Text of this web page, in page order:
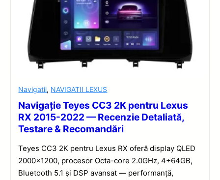
Navigatii, NAVIGATII LEXUS
Navigație Teyes CC3 2K pentru Lexus
RX 2015-2022 — Recenzie Detaliată,
Testare & Recomandări
Teyes CC3 2K pentru Lexus RX oferă display QLED
2000×1200, procesor Octa-core 2.0GHz, 4+64GB,
Bluetooth 5.1 și DSP avansat — performanță,